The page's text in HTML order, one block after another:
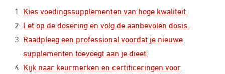
Kies voedingssupplementen van hoge kwaliteit.
Let op de dosering en volg de aanbevolen dosis.
Raadpleeg een professional voordat je nieuwe
supplementen toevoegt aan je dieet.
Kijk naar keurmerken en certificeringen voor